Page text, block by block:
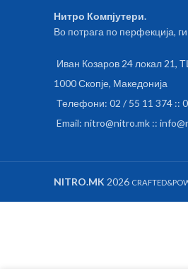
Нитро Компјутери.
Во потрага по перфекција,
Иван Козаров 24 локал 21,
1000 Скопје, Македонија
Телефони: 02 / 55 11 374 ::
Email: nitro@nitro.mk ::
NITRO.MK 2026